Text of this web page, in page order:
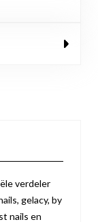
verdeler
gelacy, by
nails en